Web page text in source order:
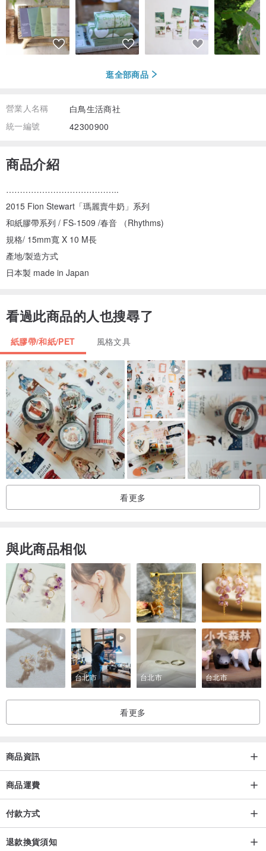
逛全部商品
營業人名稱
白鳥生活商社
統一編號
42300900
商品介紹
…………………………………..
2015 Fion Stewart「瑪麗賣牛奶」系列
和紙膠帶系列 / FS-1509 /春音 （Rhythms)
規格/ 15mm寬 X 10 M長
產地/製造方式
日本製 made in Japan
看過此商品的人也搜尋了
紙膠帶/和紙/PET 風格文具
看更多
與此商品相似
台北市 台北市 台北市
看更多
商品資訊
商品運費
付款方式
退款換貨須知